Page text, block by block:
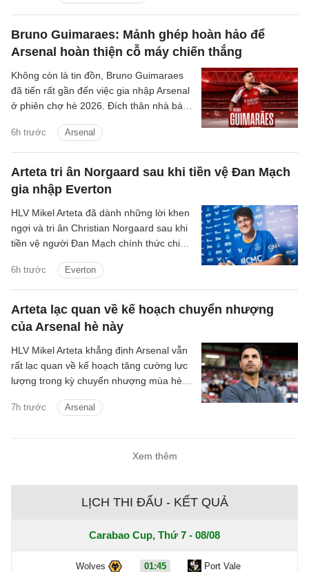
Bruno Guimaraes: Mảnh ghép hoàn hảo để
Arsenal hoàn thiện cỗ máy chiến thắng
6h trước Arsenal
Không còn là tin đồn, Bruno Guimaraes
đã tiến rất gần đến việc gia nhập Arsenal
ở phiên chợ hè 2026. Đích thân nhà báo
nhận thương vụ sắp sửa được hoàn tất.
Dự kiến theo lịch tiền vệ người Brazil sẽ
bay về London trong hôm nay, bắt đầu
buổi kiểm tra y tế và hoàn tất các thủ tục
còn lại để chuẩn bị cho ra mắt đội bóng
mới.
Arteta tri ân Norgaard sau khi tiền vệ Đan Mạch
gia nhập Everton
6h trước Everton
HLV Mikel Arteta đã dành những lời khen
ngợi và tri ân Christian Norgaard sau khi
tiền vệ người Đan Mạch chính thức chia
Everton trong thương vụ trị giá 7 triệu
bảng.
Arteta lạc quan về kế hoạch chuyển nhượng
của Arsenal hè này
7h trước Arsenal
HLV Mikel Arteta khẳng định Arsenal vẫn
rất lạc quan về kế hoạch tăng cường lực
lượng trong kỳ chuyển nhượng mùa hè,
Junior đang tiến gần hơn tới khả năng
Xem thêm
LỊCH THI ĐẤU - KẾT QUẢ
Carabao Cup, Thứ 7 - 08/08
Wolves 01:45 Port Vale